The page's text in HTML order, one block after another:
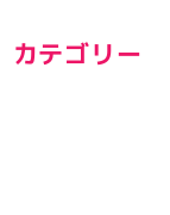
カテゴリー